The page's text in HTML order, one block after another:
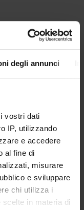
degli annunci
vostri dati
IP, utilizzando
e accedere
al fine di
misurare
e sviluppare
chi utilizza i
in materia di